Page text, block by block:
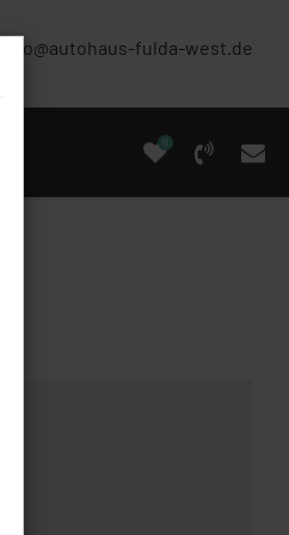
info@autohaus-fulda-west.de
0